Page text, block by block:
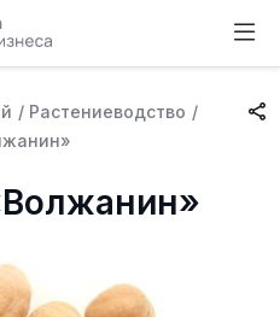
/ Растениеводство /